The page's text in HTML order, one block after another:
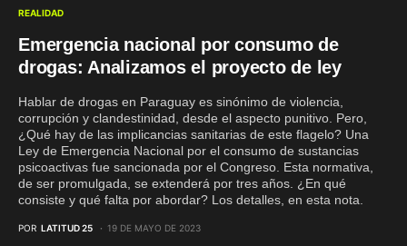
REALIDAD
Emergencia nacional por consumo de
drogas: Analizamos el proyecto de ley
Hablar de drogas en Paraguay es sinónimo de violencia,
corrupción y clandestinidad, desde el aspecto punitivo. Pero,
¿Qué hay de las implicancias sanitarias de este flagelo? Una
Ley de Emergencia Nacional por el consumo de sustancias
psicoactivas fue sancionada por el Congreso. Esta normativa,
de ser promulgada, se extenderá por tres años. ¿En qué
consiste y qué falta por abordar? Los detalles, en esta nota.
POR LATITUD 25 19 DE MAYO DE 2023